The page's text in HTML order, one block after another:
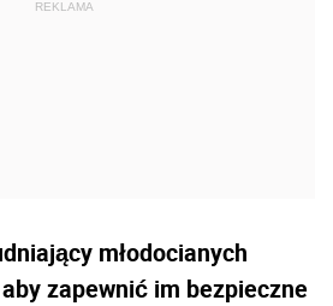
młodocianych
zapewnić im bezpieczne